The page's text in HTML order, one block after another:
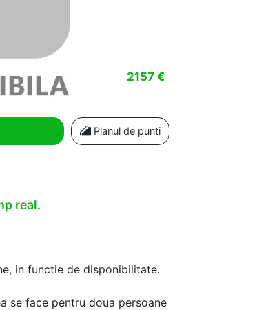
2157 €
Planul de punti
real.
in functie de disponibilitate.
se face pentru doua persoane